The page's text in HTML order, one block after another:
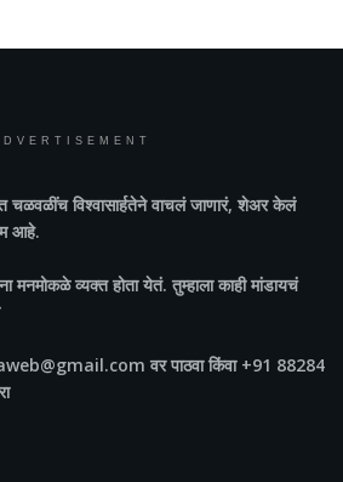
चळवळींच विश्वासार्हतेने वाचलं जाणारं, शेअर केलं
आहे.
मनमोकळे व्यक्त होता येतं. तुम्हाला काही मांडायचं
वर पाठवा किंवा +91 88284